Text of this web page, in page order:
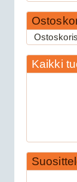
Kaikki